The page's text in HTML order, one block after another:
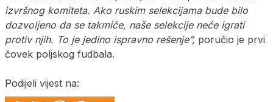
izvršnog komiteta. Ako ruskim selekcijama bude bilo
dozvoljeno da se takmiče, naše selekcije neće igrati
protiv njih. To je jedino ispravno rešenje”, poručio je prvi
čovek poljskog fudbala.
Podijeli vijest na: